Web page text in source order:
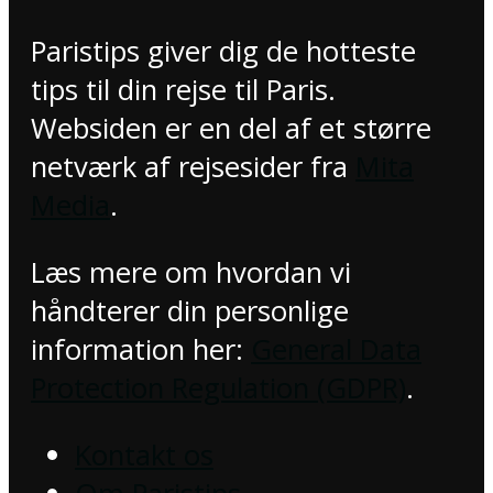
Paristips giver dig de hotteste
tips til din rejse til Paris.
Websiden er en del af et større
netværk af rejsesider fra
.
Læs mere om hvordan vi
håndterer din personlige
information her:
.